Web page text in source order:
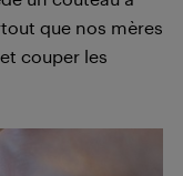
que nos mères
couper les